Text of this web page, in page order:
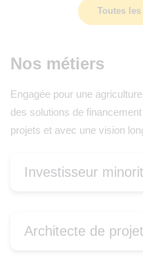
Toutes
Nos métiers
Engagée pour une
des solutions de
projets et avec une vision
Investisseur
Architecte de